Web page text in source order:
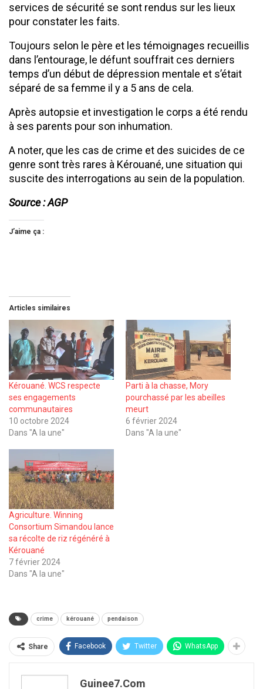
services de sécurité se sont rendus sur les lieux
pour constater les faits.
Toujours selon le père et les témoignages recueillis
dans l’entourage, le défunt souffrait ces derniers
temps d’un début de dépression mentale et s’était
séparé de sa femme il y a 5 ans de cela.
Après autopsie et investigation le corps a été rendu
à ses parents pour son inhumation.
A noter, que les cas de crime et des suicides de ce
genre sont très rares à Kérouané, une situation qui
suscite des interrogations au sein de la population.
Source : AGP
J’aime ça :
Articles similaires
Kérouané. WCS respecte
ses engagements
communautaires
10 octobre 2024
Dans "A la une"
Parti à la chasse, Mory
pourchassé par les abeilles
meurt
6 février 2024
Dans "A la une"
Agriculture. Winning
Consortium Simandou lance
sa récolte de riz régénéré à
Kérouané
7 février 2024
Dans "A la une"
crime kérouané pendaison
Share Facebook Twitter WhatsApp
Guinee7.com